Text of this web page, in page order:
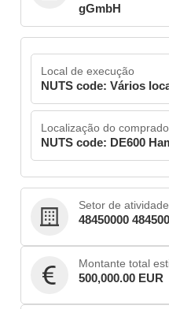
gGmbH
Local de execução
NUTS code: Vários
Localização do
NUTS code: DE600
Setor de
48450000
Montante total
500,000.00 EUR